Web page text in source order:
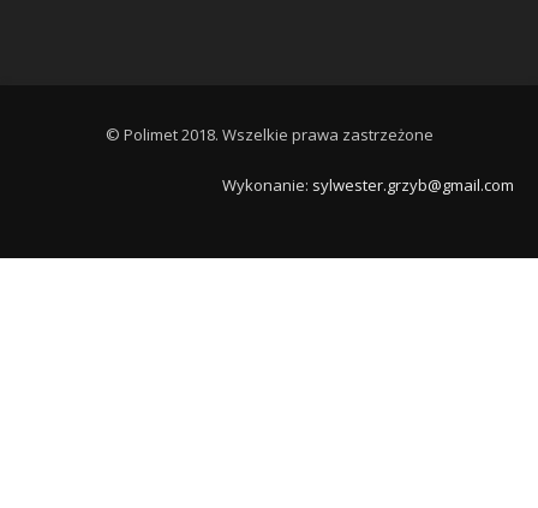
© Polimet 2018. Wszelkie prawa zastrzeżone
Wykonanie: sylwester.grzyb@gmail.com